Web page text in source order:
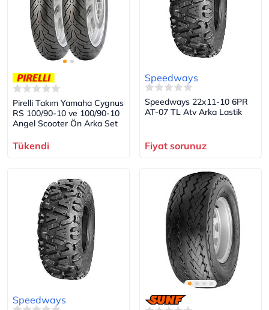
Pirelli Takım Yamaha Cygnus
RS 100/90-10 ve 100/90-10
Angel Scooter Ön Arka Set
Tükendi
Speedways
Speedways 22x11-10 6PR
AT-07 TL Atv Arka Lastik
Fiyat sorunuz
Speedways